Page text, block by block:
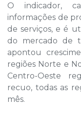
O indicador,
informações de
de serviços, e é
do mercado de
apontou
regiões Norte e
Centro-Oeste
recuo, todas as
mês.